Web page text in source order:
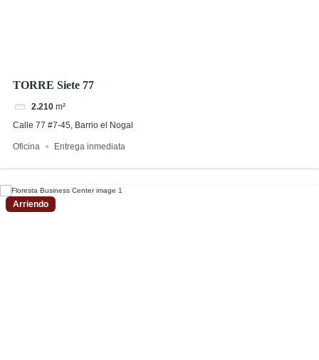
TORRE Siete 77
2.210 m²
Calle 77 #7-45, Barrio el Nogal
Oficina Entrega inmediata
Arriendo